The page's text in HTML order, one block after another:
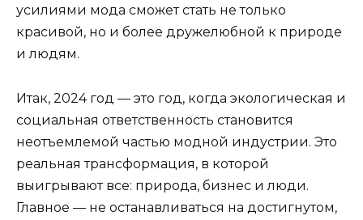
усилиями мода сможет стать не только
красивой, но и более дружелюбной к природе
и людям.
Итак, 2024 год — это год, когда экологическая и
социальная ответственность становится
неотъемлемой частью модной индустрии. Это
реальная трансформация, в которой
выигрывают все: природа, бизнес и люди.
Главное — не останавливаться на достигнутом,